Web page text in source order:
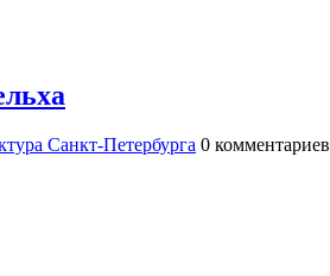
Санкт-Петербурга 0 комментариев